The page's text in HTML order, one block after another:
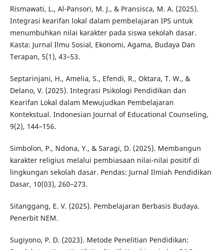
Rismawati, L., Al-Pansori, M. J., & Pransisca, M. A. (2025).
Integrasi kearifan lokal dalam pembelajaran IPS untuk
menumbuhkan nilai karakter pada siswa sekolah dasar.
Kasta: Jurnal Ilmu Sosial, Ekonomi, Agama, Budaya Dan
Terapan, 5(1), 43–53.
Septarinjani, H., Amelia, S., Efendi, R., Oktara, T. W., &
Delano, V. (2025). Integrasi Psikologi Pendidikan dan
Kearifan Lokal dalam Mewujudkan Pembelajaran
Kontekstual. Indonesian Journal of Educational Counseling,
9(2), 144–156.
Simbolon, P., Ndona, Y., & Saragi, D. (2025). Membangun
karakter religius melalui pembiasaan nilai-nilai positif di
lingkungan sekolah dasar. Pendas: Jurnal Ilmiah Pendidikan
Dasar, 10(03), 260–273.
Sitanggang, E. V. (2025). Pembelajaran Berbasis Budaya.
Penerbit NEM.
Sugiyono, P. D. (2023). Metode Penelitian Pendidikan: